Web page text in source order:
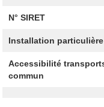
N° SIRET
Installation particulière
Accessibilité
commun